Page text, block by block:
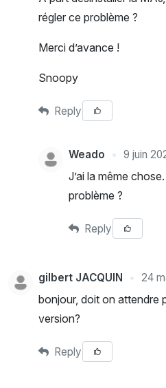
régler ce problème ?
Merci d’avance !
Snoopy
Reply
Weado 9 juin
J’ai la même
problème ?
Reply
gilbert JACQUIN 24
bonjour, doit on attendre
version?
Reply